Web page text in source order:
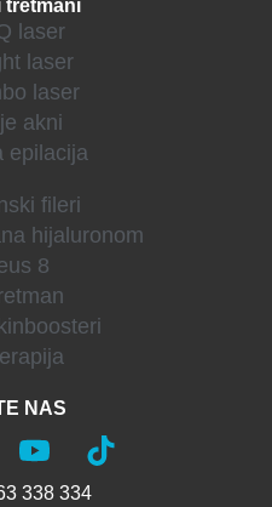
tretmani
laser
laser
laser
akni
epilacija
fileri
hijaluronom
8
NAS
338 334